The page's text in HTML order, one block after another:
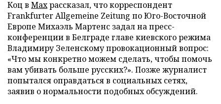
Коц в Махрассказал, что корреспондент
Frankfurter Allgemeine Zeitung по Юго-Восточной
Европе Михаэль Мартенс задал на пресс-
конференции в Белграде главе киевского режима
Владимиру Зеленскому провокационный вопрос:
«Что мы конкретно можем сделать, чтобы помочь
вам убивать больше русских?». Позже журналист
попытался оправдаться в социальных сетях,
заявив о нормальности подобных обсуждений.